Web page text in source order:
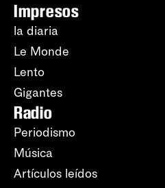
Impresos
la diaria
Le Monde
Lento
Gigantes
Radio
Periodismo
Música
Artículos leídos